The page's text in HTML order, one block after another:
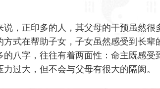
，正印多的人，其父母的干预虽然很
式在帮助子女，子女虽然感受到长辈
八字，往往有着两面性：命主既感受
过大，但不会与父母有很大的隔阂。